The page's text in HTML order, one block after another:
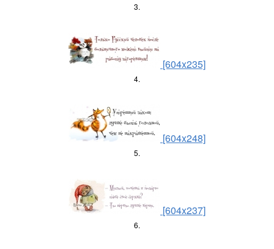
3.
[604x235]
4.
[604x248]
5.
[604x237]
6.